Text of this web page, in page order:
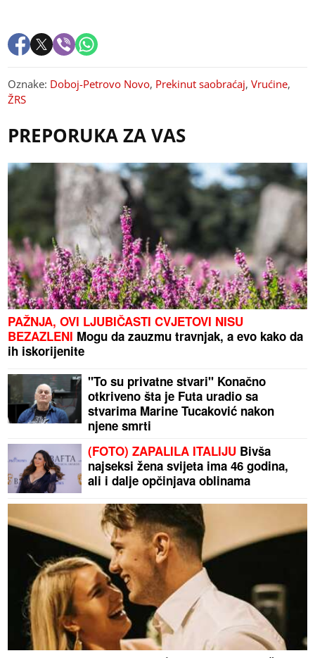
Oznake: Doboj-Petrovo Novo, Prekinut saobraćaj,Vrućine,
ŽRS
PREPORUKA ZA VAS
PAŽNJA, OVI LJUBIČASTI CVJETOVI NISU
BEZAZLENI Mogu da zauzmu travnjak, a evo kako da
ih iskorijenite
"To su privatne stvari" Konačno
otkriveno šta je Futa uradio sa
stvarima Marine Tucaković nakon
njene smrti
(FOTO) ZAPALILA ITALIJU Bivša
najseksi žena svijeta ima 46 godina,
ali i dalje opčinjava oblinama